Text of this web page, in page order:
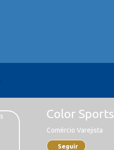
Color Sports
Comércio Varejista
Seguir